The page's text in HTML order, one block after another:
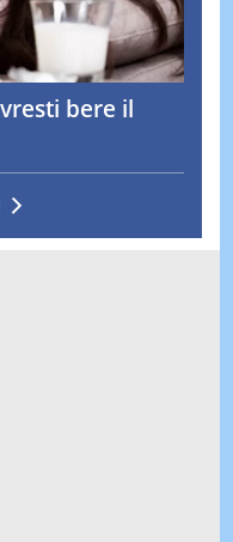
bere il